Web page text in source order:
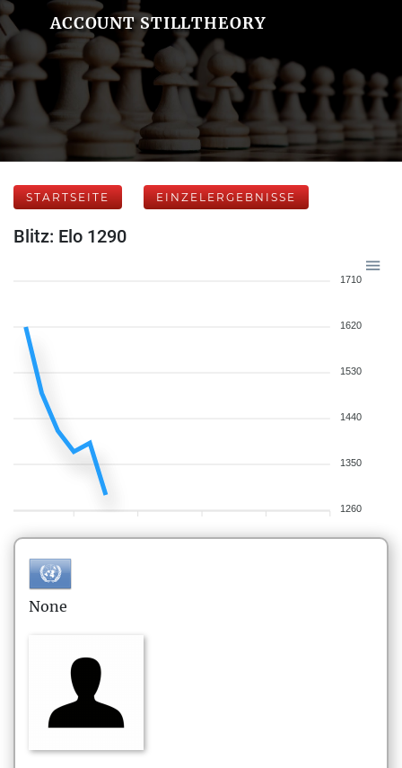
ACCOUNT STILLTHEORY
STARTSEITE EINZELERGEBNISSE
Blitz: Elo 1290
1710
1620
1530
1440
1350
1260
None